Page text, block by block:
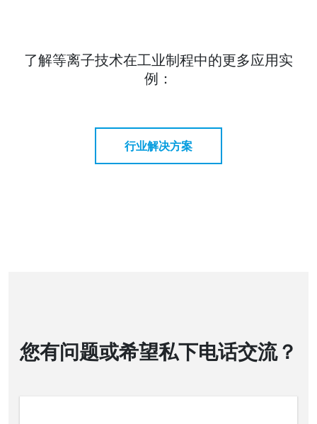
了解等离子技术在工业制程中的更多应用实
例：
行业解决方案
您有问题或希望私下电话交流？